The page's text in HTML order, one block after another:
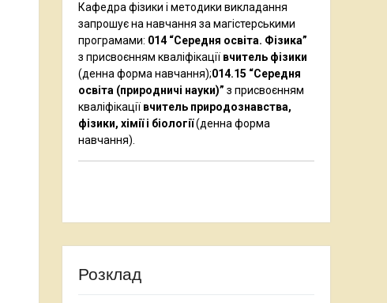
Кафедра фізики і методики викладання
запрошує на навчання за магістерськими
програмами: 014 “Середня освіта. Фізика”
з присвоєнням кваліфікації вчитель фізики
(денна форма навчання);014.15 “Середня
освіта (природничі науки)” з присвоєнням
кваліфікації вчитель природознавства,
фізики, хімії і біології(денна форма
навчання).
Розклад